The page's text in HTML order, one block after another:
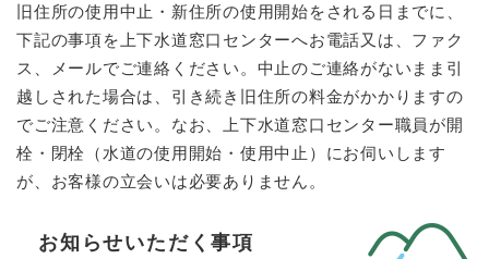
旧住所の使用中止・新住所の使用開始をされる日までに、
下記の事項を上下水道窓口センターへお電話又は、ファク
ス、メールでご連絡ください。中止のご連絡がないまま引
越しされた場合は、引き続き旧住所の料金がかかりますの
でご注意ください。なお、上下水道窓口センター職員が開
栓・閉栓（水道の使用開始・使用中止）にお伺いします
が、お客様の立会いは必要ありません。
お知らせいただく事項